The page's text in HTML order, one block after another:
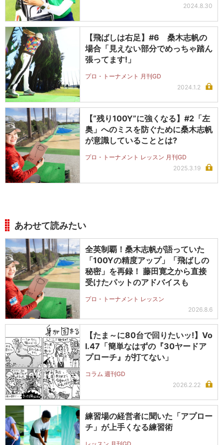
2024.8.30
【飛ばしは右足】#6 桑木志帆の
場合「見えない部分でめっちゃ踏ん
張ってます!」
プロ・トーナメント 月刊GD
2024.1.2
【“残り100Y”に強くなる】#2「左
奥」へのミスを防ぐために桑木志帆
が意識していることとは?
プロ・トーナメント レッスン 月刊GD
2025.3.19
あわせて読みたい
全英制覇！桑木志帆が語っていた
「100Yの精度アップ」「飛ばしの
秘密」を再録！ 藤田寛之から直接
受けたパットのアドバイスも
プロ・トーナメント レッスン
2026.8.6
【たま～に80台で回りたいッ!】Vo
l.47「簡単なはずの『30ヤードア
プローチ』が打てない」
コラム 週刊GD
2026.2.22
練習場の経営者に聞いた「アプロー
チ」が上手くなる練習術